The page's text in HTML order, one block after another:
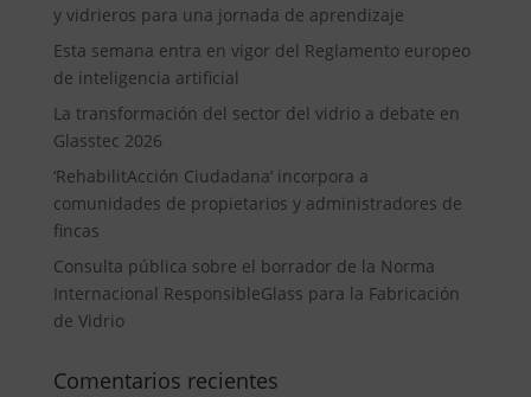
y vidrieros para una jornada de aprendizaje
Esta semana entra en vigor del Reglamento europeo
de inteligencia artificial
La transformación del sector del vidrio a debate en
Glasstec 2026
‘RehabilitAcción Ciudadana’ incorpora a
comunidades de propietarios y administradores de
fincas
Consulta pública sobre el borrador de la Norma
Internacional ResponsibleGlass para la Fabricación
de Vidrio
Comentarios recientes